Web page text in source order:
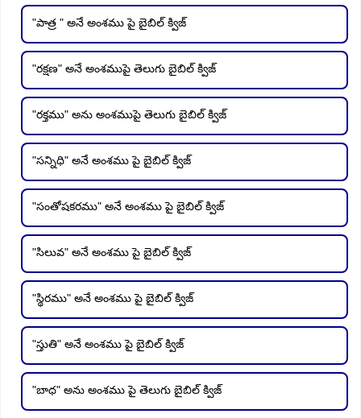
"పాత్ర " అనే అంశము పై బైబిల్ క్విజ్
"రక్షణ" అనే అంశముపై తెలుగు బైబిల్ క్విజ్
"రక్తము" అను అంశముపై తెలుగు బైబిల్ క్విజ్
"సన్నిధి" అనే అంశము పై బైబిల్ క్విజ్
"సంతోషకరము" అనే అంశము పై బైబిల్ క్విజ్
"సిలువ" అనే అంశము పై బైబిల్ క్విజ్
"స్థిరము" అనే అంశము పై బైబిల్ క్విజ్
"స్తుతి" అనే అంశము పై బైబిల్ క్విజ్
"బాధ" అను అంశము పై తెలుగు బైబిల్ క్విజ్